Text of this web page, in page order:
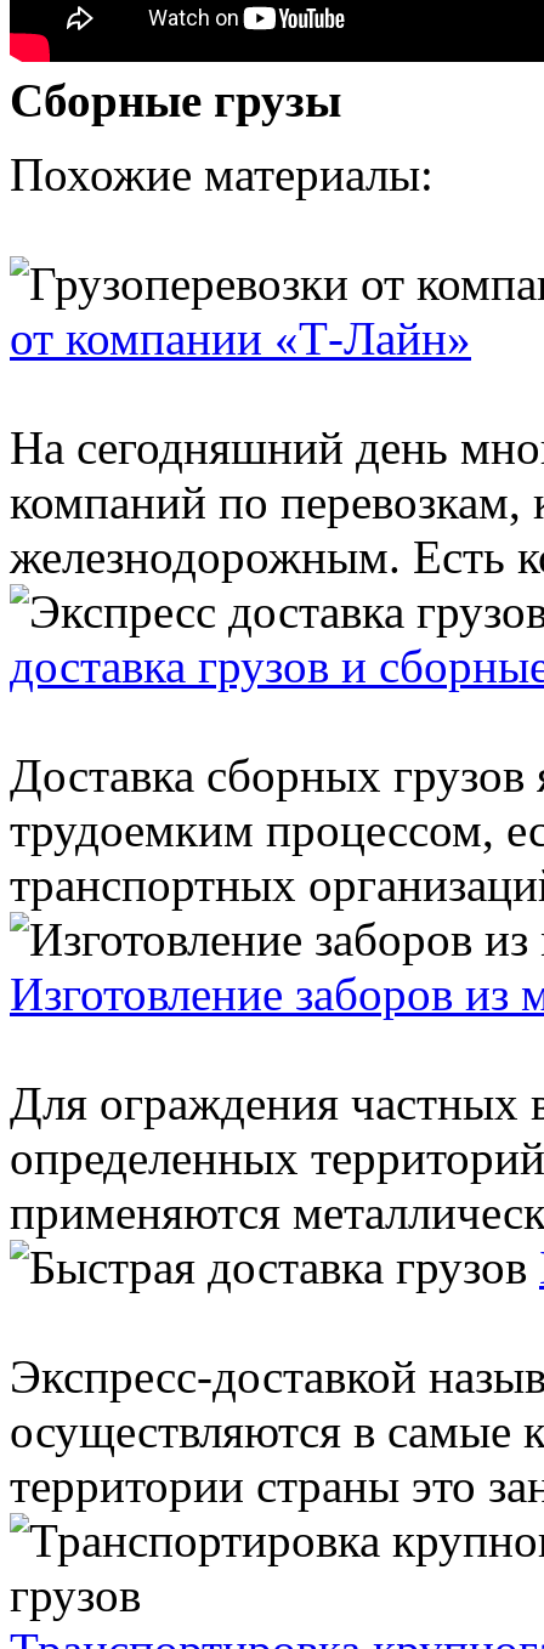
Сборные грузы
Похожие материалы:
от компании «Т-Лайн»
На сегодняшний день
компаний по перевозкам,
железнодорожным. Есть
доставка грузов и
Доставка сборных
трудоемким процессом,
транспортных
Изготовление заборов из
Для ограждения частных
определенных
применяются
Экспресс-доставкой
осуществляются в самые
территории страны это